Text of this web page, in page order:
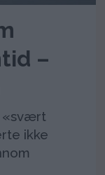
–
«svært
ikke